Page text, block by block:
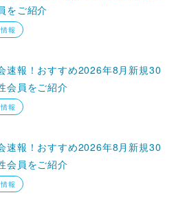
をご紹介
報
速報！おすすめ2026年8月新規30
会員をご紹介
報
速報！おすすめ2026年8月新規30
会員をご紹介
報